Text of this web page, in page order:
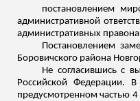
постановлением
административной
административных
Постановлением
Боровичского района
Не согласившись с
Российской Федерации. В
предусмотренном частью 4